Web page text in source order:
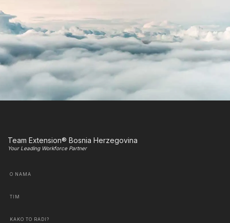
Team Extension® Bosnia Herzegovina
Your Leading Workforce Partner
O NAMA
TIM
KAKO TO RADI?